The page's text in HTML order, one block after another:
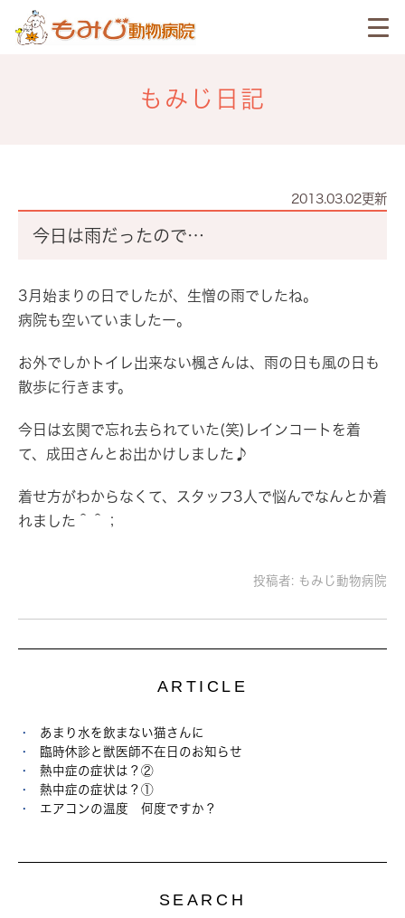
もみじ日記
2013.03.02更新
今日は雨だったので…
3月始まりの日でしたが、生憎の雨でしたね。
病院も空いていましたー。
お外でしかトイレ出来ない楓さんは、雨の日も風の日も
散歩に行きます。
今日は玄関で忘れ去られていた(笑)レインコートを着
て、成田さんとお出かけしました♪
着せ方がわからなくて、スタッフ3人で悩んでなんとか着
れました＾＾；
投稿者: もみじ動物病院
ARTICLE
あまり水を飲まない猫さんに
臨時休診と獣医師不在日のお知らせ
熱中症の症状は？②
熱中症の症状は？①
エアコンの温度 何度ですか？
SEARCH